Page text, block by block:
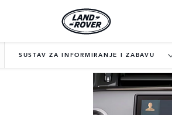
SUSTAV ZA INFORMIRANJE I ZABAVU